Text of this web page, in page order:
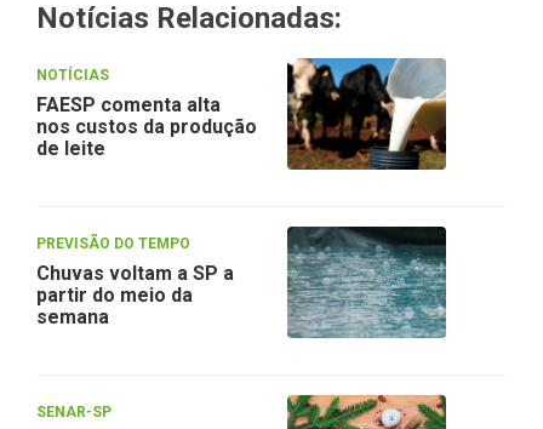
Notícias Relacionadas:
NOTÍCIAS
FAESP comenta alta
nos custos da produção
de leite
PREVISÃO DO TEMPO
Chuvas voltam a SP a
partir do meio da
semana
SENAR-SP